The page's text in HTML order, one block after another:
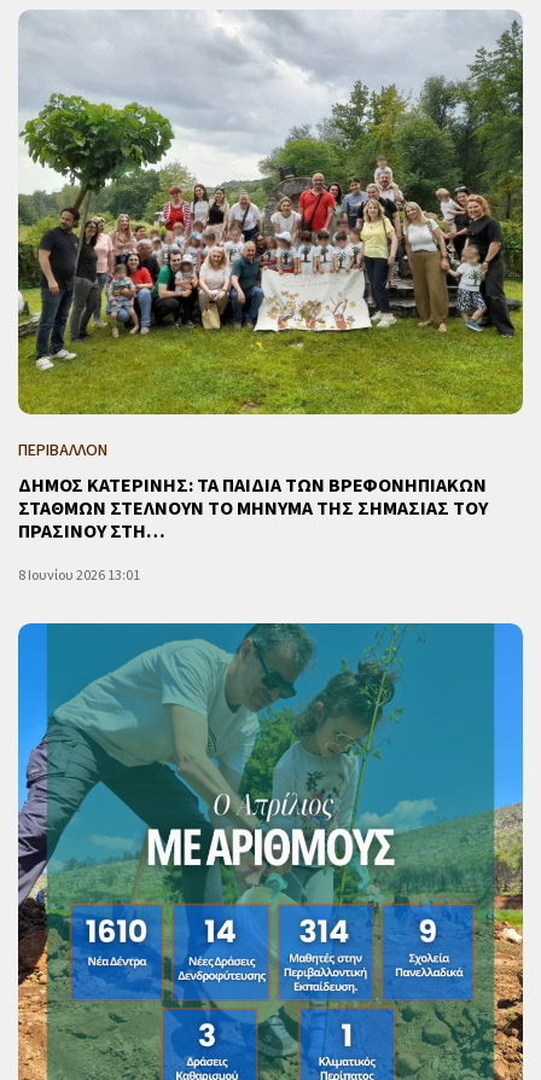
ΠΕΡΙΒΑΛΛΟΝ
ΔΗΜΟΣ ΚΑΤΕΡΙΝΗΣ: ΤΑ ΠΑΙΔΙΑ ΤΩΝ ΒΡΕΦΟΝΗΠΙΑΚΩΝ
ΣΤΑΘΜΩΝ ΣΤΕΛΝΟΥΝ ΤΟ ΜΗΝΥΜΑ ΤΗΣ ΣΗΜΑΣΙΑΣ ΤΟΥ
ΠΡΑΣΙΝΟΥ ΣΤΗ…
8 Ιουνίου 2026 13:01